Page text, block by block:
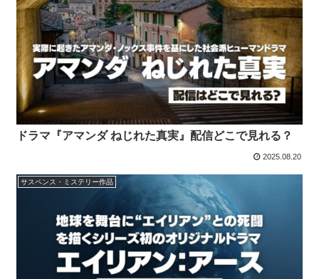
ドラマ『アマンダ ねじれた真実』配信どこで見れる？
2025.08.20
サスペンス・ミステリー作品